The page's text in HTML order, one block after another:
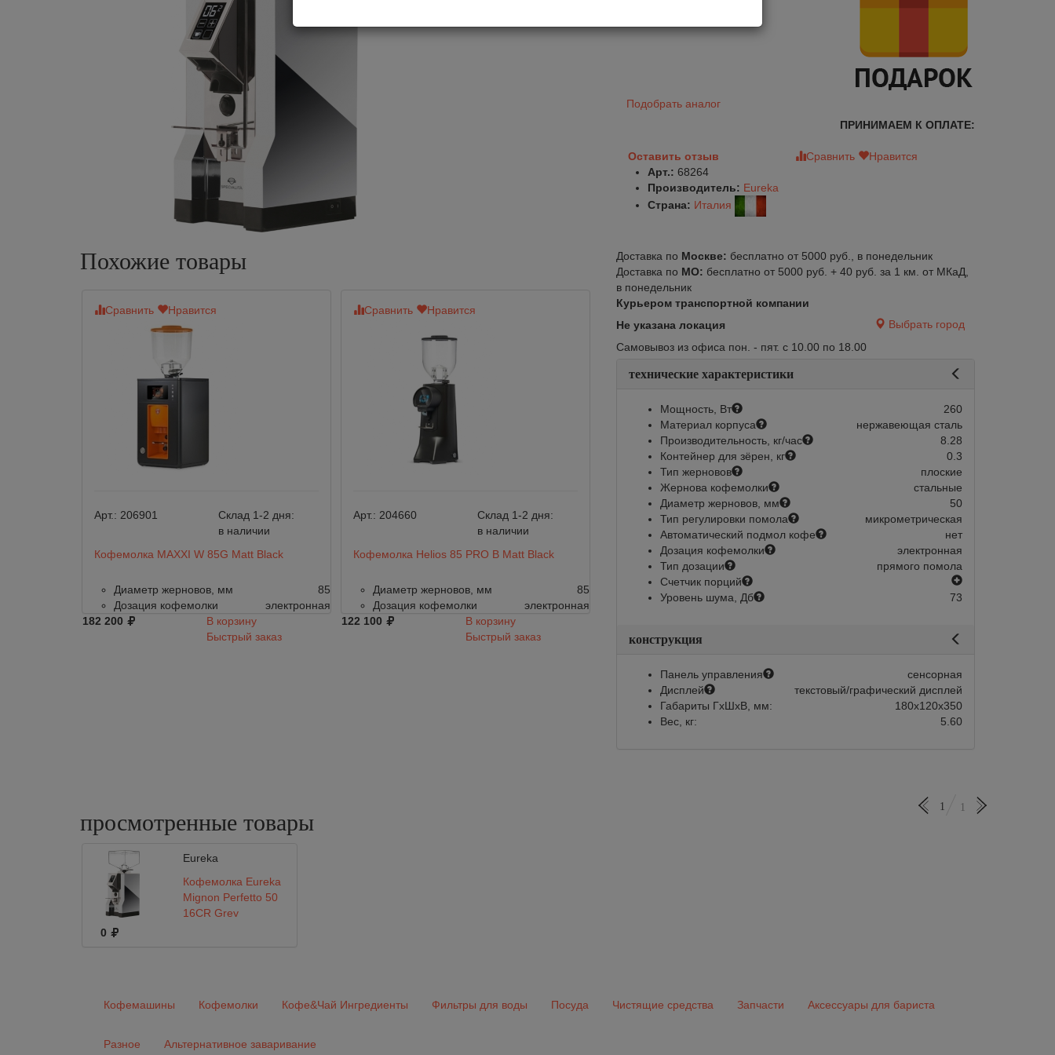
Похожие товары
Сравнить Нравится
Арт.: 206901
Склад 1-2 дня:
в наличии
Кофемолка MAXXI W 85G Matt Black
Диаметр жерновов, мм
85
Дозация кофемолки
электронная
182 200
В корзину
Быстрый заказ
Сравнить Нравится
Арт.: 204660
Склад 1-2 дня:
в наличии
Кофемолка Helios 85 PRO B Matt Black
Диаметр жерновов, мм
85
Дозация кофемолки
электронная
122 100
В корзину
Быстрый заказ
Сравнить Нравится
204659
Склад 1-2 дня:
в наличии
Кофемолка Helios 85 PRO B White
Диаметр жерновов, мм
Дозация кофемолки
Арт.:204418
Кофемолка Mignon Specialita
Terracotta
Диаметр жерновов, мм
Подобрать аналог
ПРИНИМАЕМ К ОПЛАТЕ:
Оставить отзыв Сравнить
Нравится
Арт.: 68264
Производитель: Eureka
Страна: Италия
Доставка по Москве: бесплатно от 5000 руб., в понедельник
Доставка по МО: бесплатно от 5000 руб. + 40 руб. за 1 км. от МКаД,
в понедельник
Курьером транспортной компании
Не указана локация
Выбрать город
Самовывоз из офиса пон. - пят. с 10.00 по 18.00
технические характеристики
Мощность, Вт
260
Материал корпуса
нержавеющая сталь
Производительность, кг/час
8.28
Контейнер для зёрен, кг
0.3
Тип жерновов
плоские
Жернова кофемолки
стальные
Диаметр жерновов, мм
50
Тип регулировки помола
микрометрическая
Автоматический подмол кофе
нет
Дозация кофемолки
электронная
Тип дозации
прямого помола
Счетчик порций
есть
Уровень шума, Дб
73
конструкция
Панель управления
сенсорная
Дисплей
текстовый/графический дисплей
Габариты ГхШхВ, мм:
180х120х350
Вес, кг:
5.60
просмотренные товары
1 1
Eureka
Кофемолка Eureka
Mignon Perfetto 50
16CR Grey
0
Кофемашины Кофемолки Кофе&Чай Ингредиенты Фильтры для воды Посуда Чистящие средства Запчасти Аксессуары для бариста
Разное Альтернативное заваривание